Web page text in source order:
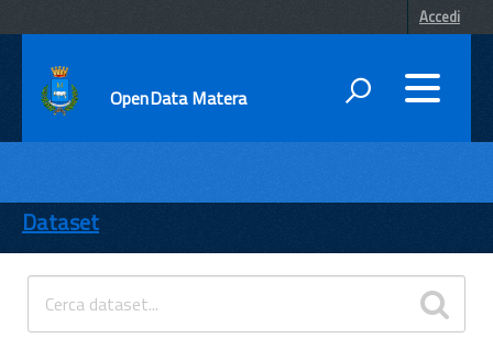
Accedi
OpenData Matera
ENTI
TEMI
INFORMAZIONI
Dataset